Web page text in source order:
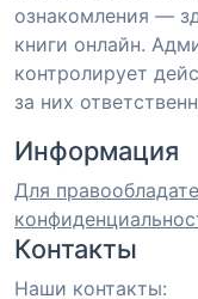
ознакомления —
книги онлайн.
контролирует
за них
Информация
Для
Контакты
Наши контакты: